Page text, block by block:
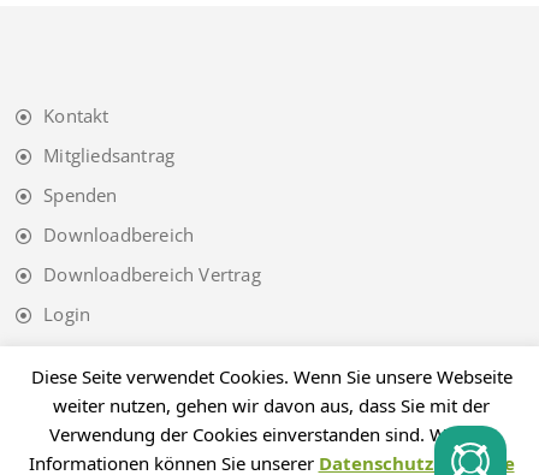
Kontakt
Mitgliedsantrag
Spenden
Downloadbereich
Downloadbereich Vertrag
Login
Datenschutz
Diese Seite verwendet Cookies. Wenn Sie unsere Webseite
weiter nutzen, gehen wir davon aus, dass Sie mit der
Verwendung der Cookies einverstanden sind. Weitere
Informationen können Sie unserer Datenschutzhinweise